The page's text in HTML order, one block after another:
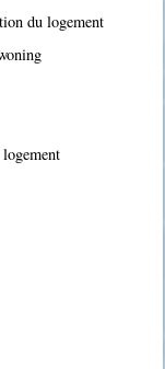
du logement